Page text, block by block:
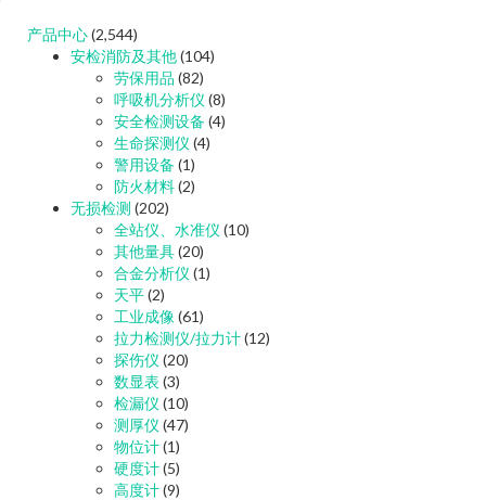
产品中心(2,544)
安检消防及其他(104)
劳保用品 (82)
呼吸机分析仪 (8)
安全检测设备 (4)
生命探测仪 (4)
警用设备 (1)
防火材料(2)
无损检测 (202)
全站仪、水准仪 (10)
其他量具(20)
合金分析仪 (1)
天平(2)
工业成像 (61)
拉力检测仪/拉力计(12)
探伤仪 (20)
数显表(3)
检漏仪 (10)
测厚仪 (47)
物位计(1)
硬度计(5)
高度计(9)